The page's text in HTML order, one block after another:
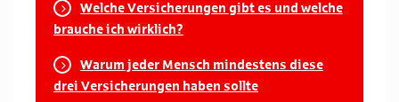
Welche Versicherungen gibt es und welche
brauche ich wirklich?
Warum jeder Mensch mindestens diese
drei Versicherungen haben sollte